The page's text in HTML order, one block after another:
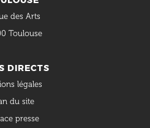
des Arts
Toulouse
DIRECTS
légales
du site
presse